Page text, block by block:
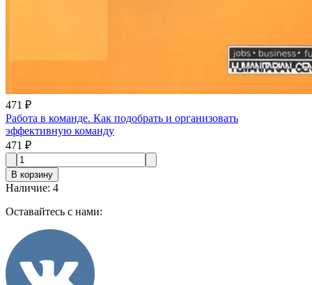
471 ₽
Работа в команде. Как подобрать и организовать
эффективную команду
471 ₽
В корзину
Наличие: 4
Оставайтесь с нами: